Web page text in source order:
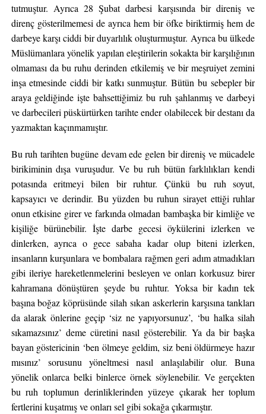
tutmuştur. Ayrıca 28 Şubat darbesi karşısında bir direniş ve
direnç gösterilmemesi de ayrıca hem bir öfke biriktirmiş hem de
darbeye karşı ciddi bir duyarlılık oluşturmuştur. Ayrıca bu ülkede
Müslümanlara yönelik yapılan eleştirilerin sokakta bir karşılığının
olmaması da bu ruhu derinden etkilemiş ve bir meşruiyet zemini
inşa etmesinde ciddi bir katkı sunmuştur. Bütün bu sebepler bir
araya geldiğinde işte bahsettiğimiz bu ruh şahlanmış ve darbeyi
ve darbecileri püskürtürken tarihte ender olabilecek bir destanı da
yazmaktan kaçınmamıştır.
Bu ruh tarihten bugüne devam ede gelen bir direniş ve mücadele
birikiminin dışa vuruşudur. Ve bu ruh bütün farklılıkları kendi
potasında eritmeyi bilen bir ruhtur. Çünkü bu ruh soyut,
kapsayıcı ve derindir. Bu yüzden bu ruhun sirayet ettiği ruhlar
onun etkisine girer ve farkında olmadan bambaşka bir kimliğe ve
kişiliğe bürünebilir. İşte darbe gecesi öykülerini izlerken ve
dinlerken, ayrıca o gece sabaha kadar olup biteni izlerken,
insanların kurşunlara ve bombalara rağmen geri adım atmadıkları
gibi ileriye hareketlenmelerini besleyen ve onları korkusuz birer
kahramana dönüştüren şeyde bu ruhtur. Yoksa bir kadın tek
başına boğaz köprüsünde silah sıkan askerlerin karşısına tankları
da alarak önlerine geçip ‘siz ne yapıyorsunuz’, ‘bu halka silah
sıkamazsınız’ deme cüretini nasıl gösterebilir. Ya da bir başka
bayan göstericinin ‘ben ölmeye geldim, siz beni öldürmeye hazır
mısınız’ sorusunu yöneltmesi nasıl anlaşılabilir olur. Buna
yönelik onlarca belki binlerce örnek söylenebilir. Ve gerçekten
bu ruh toplumun derinliklerinden yüzeye çıkarak her toplum
fertlerini kuşatmış ve onları sel gibi sokağa çıkarmıştır.